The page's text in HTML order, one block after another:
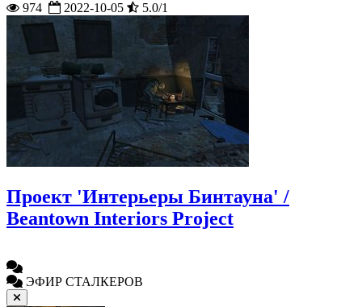
974 2022-10-05 5.0/1
Проект 'Интерьеры Бинтауна' /
Beantown Interiors Project
ЭФИР СТАЛКЕРОВ